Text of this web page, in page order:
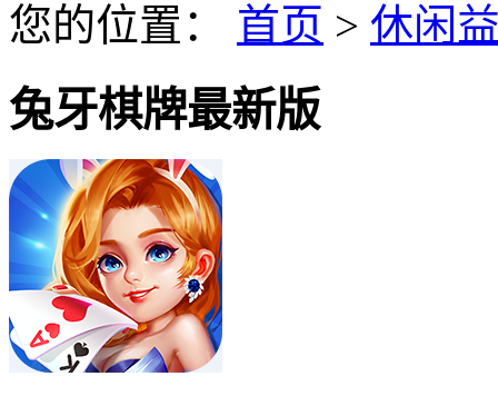
您的位置： 首页 > 休闲
兔牙棋牌最新版